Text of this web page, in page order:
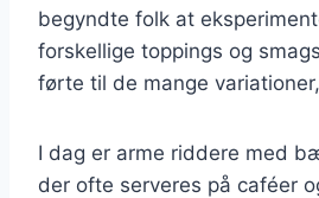
begyndte folk at
forskellige toppings og
førte til de mange
I dag er arme riddere med
der ofte serveres på caféer